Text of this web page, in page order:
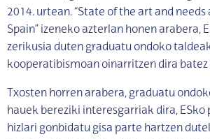
2014. urtean. “State of the art and
Spain” izeneko azterlan honen arabera,
zerikusia duten graduatu ondoko taldeak
kooperatibismoan oinarritzen dira batez
Txosten horren arabera, graduatu
hauek bereziki interesgarriak dira, ESko
hizlari gonbidatu gisa parte hartzen